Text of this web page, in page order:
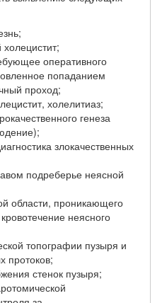
оперативного
попаданием
проход;
холелитиаз;
генеза
злокачественных
подреберье неясной
области, проникающего
неясного
топографии пузыря и
протоков;
стенок пузыря;